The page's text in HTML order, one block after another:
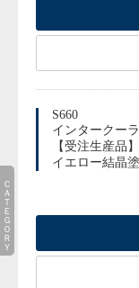
S660
インタークー
【受注生産品】
イエロー結晶
ＣＡＴＥＧＯＲＹ